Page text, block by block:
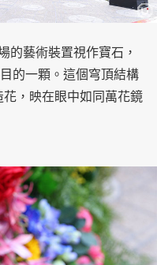
的藝術裝置視作寶石，
的一顆。這個穹頂結構
，映在眼中如同萬花鏡